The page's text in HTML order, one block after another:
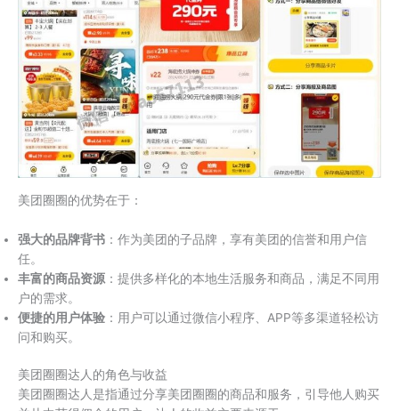
美团圈圈的优势在于：
强大的品牌背书 ：作为美团的子品牌，享有美团的信誉和用户信
任。
丰富的商品资源 ：提供多样化的本地生活服务和商品，满足不同用
户的需求。
便捷的用户体验 ：用户可以通过微信小程序、APP等多渠道轻松访
问和购买。
美团圈圈达人的角色与收益
美团圈圈达人是指通过分享美团圈圈的商品和服务，引导他人购买